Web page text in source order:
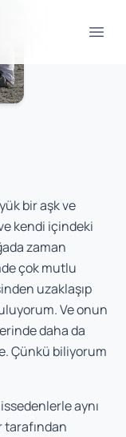
bir aşk ve
kendi içindeki
zaman
çok mutlu
uzaklaşıp
Ve onun
daha da
Çünkü biliyorum
aynı
tarafından